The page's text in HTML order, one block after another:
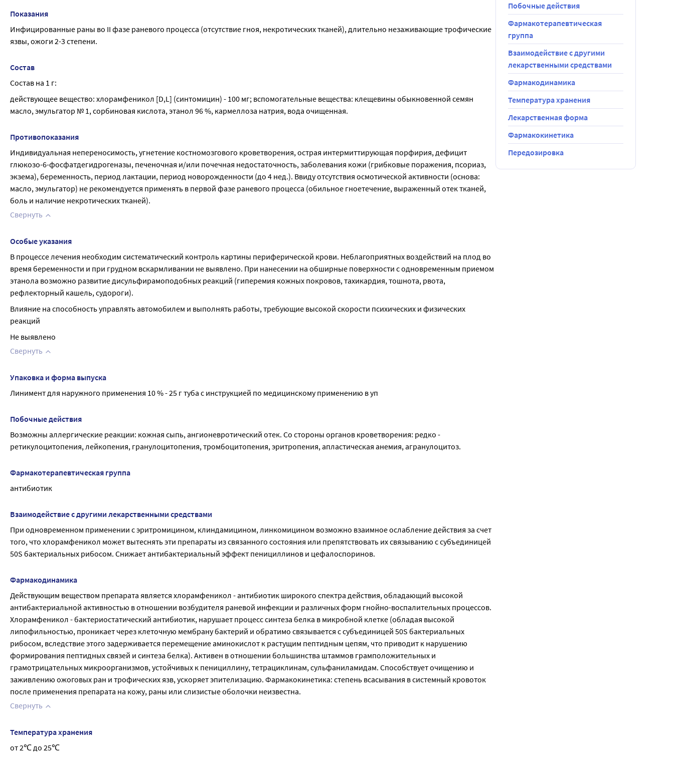
Показания
Инфицированные раны во II фазе раневого процесса (отсутствие гноя, некротических тканей), длительно незаживающие трофические
язвы, ожоги 2-3 степени.
Состав
Состав на 1 г:
действующее вещество: хлорамфеникол [D,L] (синтомицин) - 100 мг; вспомогательные вещества: клещевины обыкновенной семян
масло, эмульгатор № 1, сорбиновая кислота, этанол 96 %, кармеллоза натрия, вода очищенная.
Противопоказания
Индивидуальная непереносимость, угнетение костномозгового кроветворения, острая интермиттирующая порфирия, дефицит
глюкозо-6-фосфатдегидрогеназы, печеночная и/или почечная недостаточность, заболевания кожи (грибковые поражения, псориаз,
экзема), беременность, период лактации, период новорожденности (до 4 нед.). Ввиду отсутствия осмотической активности (основа:
масло, эмульгатор) не рекомендуется применять в первой фазе раневого процесса (обильное гноетечение, выраженный отек тканей,
боль и наличие некротических тканей).
Свернуть
Особые указания
В процессе лечения необходим систематический контроль картины периферической крови. Неблагоприятных воздействий на плод во
время беременности и при грудном вскармливании не выявлено. При нанесении на обширные поверхности с одновременным приемом
этанола возможно развитие дисульфирамоподобных реакций (гиперемия кожных покровов, тахикардия, тошнота, рвота,
рефлекторный кашель, судороги).
Влияние на способность управлять автомобилем и выполнять работы, требующие высокой скорости психических и физических
реакций
Не выявлено
Свернуть
Упаковка и форма выпуска
Линимент для наружного применения 10 % - 25 г туба с инструкцией по медицинскому применению в уп
Побочные действия
Возможны аллергические реакции: кожная сыпь, ангионевротический отек. Со стороны органов кроветворения: редко -
ретикулоцитопения, лейкопения, гранулоцитопения, тромбоцитопения, эритропения, апластическая анемия, агранулоцитоз.
Фармакотерапевтическая группа
антибиотик
Взаимодействие с другими лекарственными средствами
При одновременном применении с эритромицином, клиндамицином, линкомицином возможно взаимное ослабление действия за счет
того, что хлорамфеникол может вытеснять эти препараты из связанного состояния или препятствовать их связыванию с субъединицей
50S бактериальных рибосом. Снижает антибактериальный эффект пенициллинов и цефалоспоринов.
Фармакодинамика
Действующим веществом препарата является хлорамфеникол - антибиотик широкого спектра действия, обладающий высокой
антибактериальной активностью в отношении возбудителя раневой инфекции и различных форм гнойно-воспалительных процессов.
Хлорамфеникол - бактериостатический антибиотик, нарушает процесс синтеза белка в микробной клетке (обладая высокой
липофильностью, проникает через клеточную мембрану бактерий и обратимо связывается с субъединицей 50S бактериальных
рибосом, вследствие этого задерживается перемещение аминокислот к растущим пептидным цепям, что приводит к нарушению
формирования пептидных связей и синтеза белка). Активен в отношении большинства штаммов грамположительных и
грамотрицательных микроорганизмов, устойчивых к пенициллину, тетрациклинам, сульфаниламидам. Способствует очищению и
заживлению ожоговых ран и трофических язв, ускоряет эпителизацию. Фармакокинетика: степень всасывания в системный кровоток
после применения препарата на кожу, раны или слизистые оболочки неизвестна.
Свернуть
Температура хранения
от 2℃ до 25℃
Побочные действия
Фармакотерапевтическая
группа
Взаимодействие с другими
лекарственными средствами
Фармакодинамика
Температура хранения
Лекарственная форма
Фармакокинетика
Передозировка